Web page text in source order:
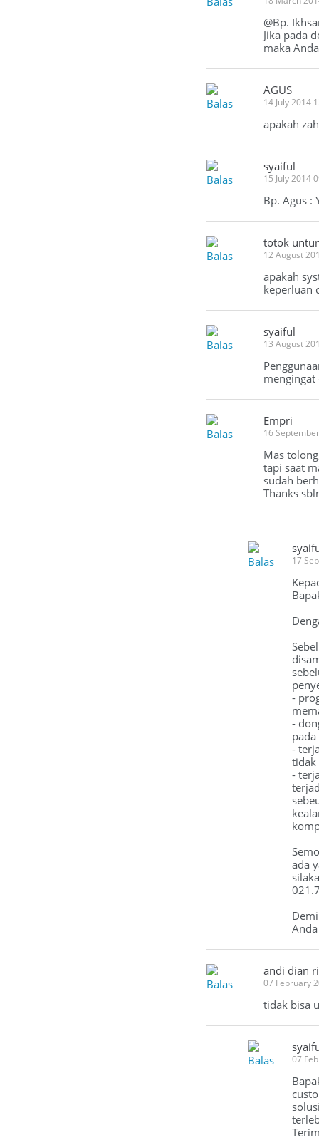
@Bp.
Jika pada
maka
Balas
AGUS
14 July 2014
apakah
Balas
syaiful
15 July 2014
Bp. Agus :
Balas
totok
12 August
apakah
keperluan
Balas
syaiful
13 August
Balas
Empri
16
Mas
tapi saat
sudah
Thanks
Balas 17
-
-
-
tidak
-
ada
Balas
andi dian
07 February
tidak bisa
Balas 07